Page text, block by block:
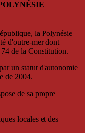
la Polynésie
d'outre-mer dont
de la Constitution.
un statut d'autonomie
de 2004.
de sa propre
locales et des